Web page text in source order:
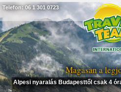
Magasan a
Alpesi nyaralás Budapesttől csak 4
Telefon: 06 1 301 0723